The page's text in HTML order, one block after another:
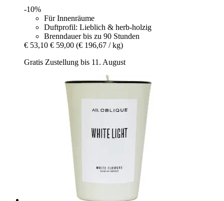
-10%
Für Innenräume
Duftprofil: Lieblich & herb-holzig
Brenndauer bis zu 90 Stunden
€ 53,10 € 59,00 (€ 196,67 / kg)
Gratis Zustellung bis 11. August